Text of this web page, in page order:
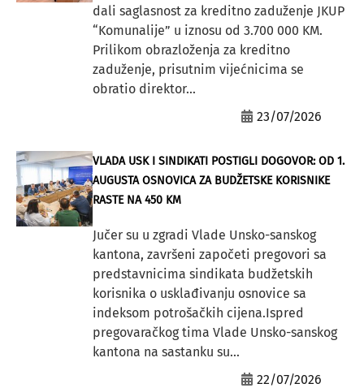
dali saglasnost za kreditno zaduženje JKUP
“Komunalije” u iznosu od 3.700 000 KM.
Prilikom obrazloženja za kreditno
zaduženje, prisutnim vijećnicima se
obratio direktor...
23/07/2026
VLADA USK I SINDIKATI POSTIGLI DOGOVOR: OD 1.
AUGUSTA OSNOVICA ZA BUDŽETSKE KORISNIKE
RASTE NA 450 KM
Jučer su u zgradi Vlade Unsko-sanskog
kantona, završeni započeti pregovori sa
predstavnicima sindikata budžetskih
korisnika o usklađivanju osnovice sa
indeksom potrošačkih cijena.Ispred
pregovaračkog tima Vlade Unsko-sanskog
kantona na sastanku su...
22/07/2026